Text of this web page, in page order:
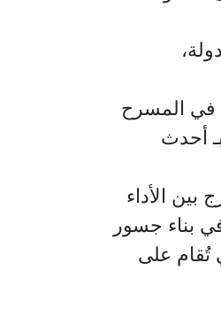
في المسرح
أحدث
الأداء
بناء جسور
تُقام على